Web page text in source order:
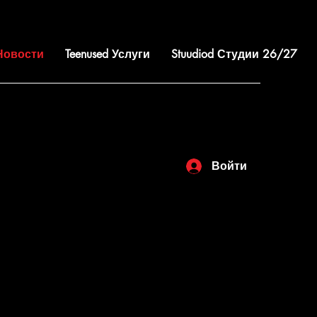
Teenused Услуги Stuudiod Студии 26/27
Войти